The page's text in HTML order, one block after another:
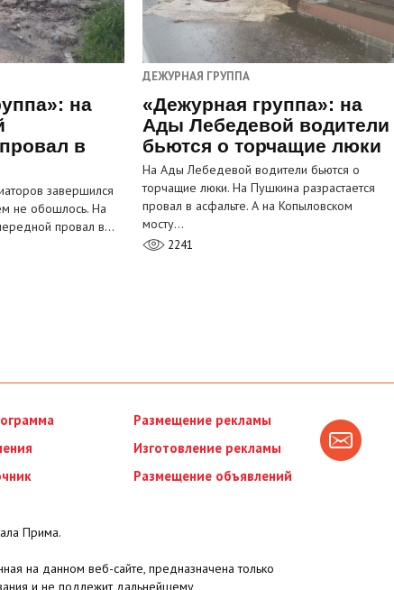
на
в
завершился
не обошлось. На
провал в…
ДЕЖУРНАЯ ГРУППА
«Дежурная группа»: на
Ады Лебедевой водители
бьются о торчащие люки
На Ады Лебедевой водители бьются о
торчащие люки. На Пушкина разрастается
провал в асфальте. А на Копыловском
мосту…
2241
Размещение рекламы
Изготовление рекламы
Размещение объявлений
Прима.
на данном веб-сайте, предназначена только
и не подлежит дальнейшему